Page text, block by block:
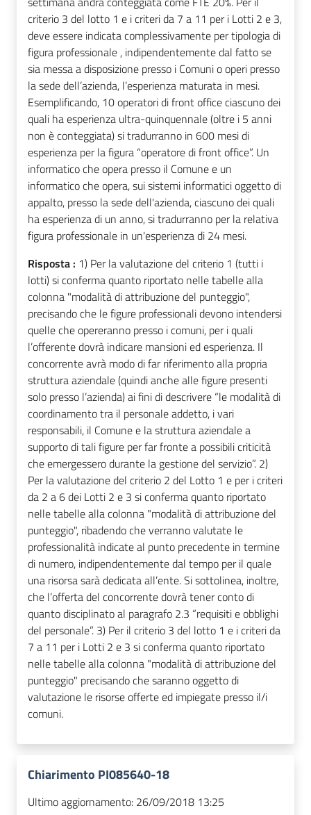
criterio 3 del lotto 1 e i criteri da 7 a 11 per i Lotti 2 e 3,
deve essere indicata complessivamente per tipologia di
figura professionale , indipendentemente dal fatto se
sia messa a disposizione presso i Comuni o operi presso
la sede dell’azienda, l’esperienza maturata in mesi.
Esemplificando, 10 operatori di front office ciascuno dei
quali ha esperienza ultra-quinquennale (oltre i 5 anni
non è conteggiata) si tradurranno in 600 mesi di
esperienza per la figura “operatore di front office”. Un
informatico che opera presso il Comune e un
informatico che opera, sui sistemi informatici oggetto di
appalto, presso la sede dell'azienda, ciascuno dei quali
ha esperienza di un anno, si tradurranno per la relativa
figura professionale in un'esperienza di 24 mesi.
Risposta : 1) Per la valutazione del criterio 1 (tutti i
lotti) si conferma quanto riportato nelle tabelle alla
colonna "modalità di attribuzione del punteggio",
precisando che le figure professionali devono intendersi
quelle che opereranno presso i comuni, per i quali
l’offerente dovrà indicare mansioni ed esperienza. Il
concorrente avrà modo di far riferimento alla propria
struttura aziendale (quindi anche alle figure presenti
solo presso l’azienda) ai fini di descrivere “le modalità di
coordinamento tra il personale addetto, i vari
responsabili, il Comune e la struttura aziendale a
supporto di tali figure per far fronte a possibili criticità
che emergessero durante la gestione del servizio”. 2)
Per la valutazione del criterio 2 del Lotto 1 e per i criteri
da 2 a 6 dei Lotti 2 e 3 si conferma quanto riportato
nelle tabelle alla colonna "modalità di attribuzione del
punteggio", ribadendo che verranno valutate le
professionalità indicate al punto precedente in termine
di numero, indipendentemente dal tempo per il quale
una risorsa sarà dedicata all’ente. Si sottolinea, inoltre,
che l’offerta del concorrente dovrà tener conto di
quanto disciplinato al paragrafo 2.3 “requisiti e obblighi
del personale”. 3) Per il criterio 3 del lotto 1 e i criteri da
7 a 11 per i Lotti 2 e 3 si conferma quanto riportato
nelle tabelle alla colonna "modalità di attribuzione del
punteggio" precisando che saranno oggetto di
valutazione le risorse offerte ed impiegate presso il/i
comuni.
Chiarimento PI085640-18
Ultimo aggiornamento: 26/09/2018 13:25